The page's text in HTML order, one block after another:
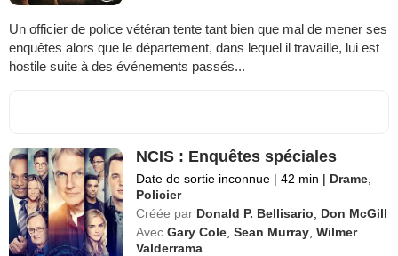
Un officier de police vétéran tente tant bien que mal de mener ses
enquêtes alors que le département, dans lequel il travaille, lui est
hostile suite à des événements passés...
NCIS : Enquêtes spéciales
Date de sortie inconnue | 42 min | Drame
Policier
Créée par Donald P. Bellisario
Don McGill
Avec Gary Cole ,Sean Murray ,Wilmer
Valderrama